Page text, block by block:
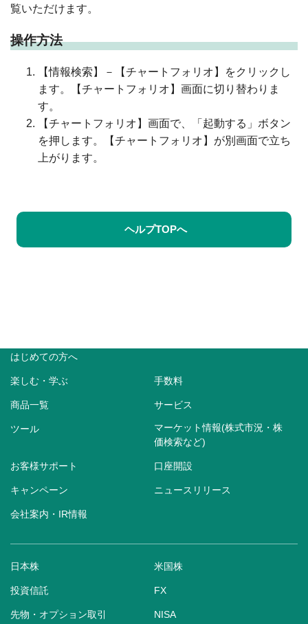
覧いただけます。
操作方法
【情報検索】－【チャートフォリオ】をクリックし
ます。【チャートフォリオ】画面に切り替わりま
す。
【チャートフォリオ】画面で、「起動する」ボタン
を押します。【チャートフォリオ】が別画面で立ち
上がります。
ヘルプTOPへ
はじめての方へ
楽しむ・学ぶ 手数料
商品一覧 サービス
ツール
マーケット情報(株式市況・株
価検索など)
お客様サポート 口座開設
キャンペーン ニュースリリース
会社案内・IR情報
日本株 米国株
投資信託 FX
先物・オプション取引 NISA